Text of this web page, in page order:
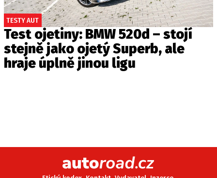
TESTY AUT
Test ojetiny: BMW 520d – stojí
stejně jako ojetý Superb, ale
hraje úplně jinou ligu